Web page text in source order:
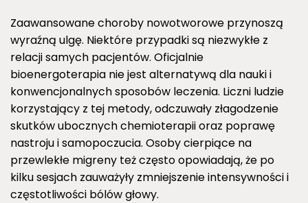
Zaawansowane choroby nowotworowe przynoszą
wyraźną ulgę. Niektóre przypadki są niezwykłe z
relacji samych pacjentów. Oficjalnie
bioenergoterapia nie jest alternatywą dla nauki i
konwencjonalnych sposobów leczenia. Liczni ludzie
korzystający z tej metody, odczuwały złagodzenie
skutków ubocznych chemioterapii oraz poprawę
nastroju i samopoczucia. Osoby cierpiące na
przewlekłe migreny też często opowiadają, że po
kilku sesjach zauważyły zmniejszenie intensywności i
częstotliwości bólów głowy.